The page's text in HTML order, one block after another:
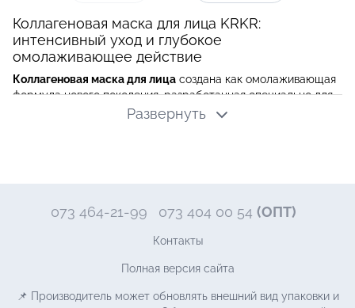
Коллагеновая маска для лица KRKR:
интенсивный уход и глубокое
омолаживающее действие
Коллагеновая маска для лица создана как омолаживающая
формула нового поколения, разработанная специально для
глубокого восстановления и укрепления структуры кожи.
улучшении здоровья кожи и в поддержании естественных
процессов регенерации кожи.
Маска работает, когда коллагена в организме становится
упругость. Она помогает замедлить старение кожи и
повысить упругость и эластичность кожи. Активные
Развернуть
073 464-21-99 073 404 00 54 (ОПТ)
Контакты
Полная версия сайта
📌 Производитель может обновлять внешний вид упаковки и